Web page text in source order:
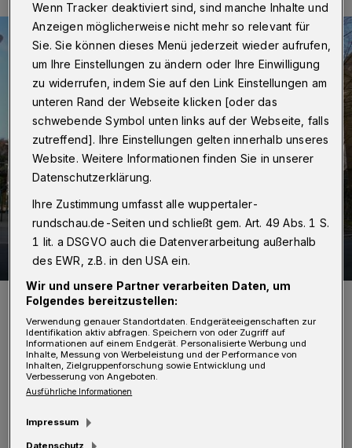
Das Wuppertaler Amtsgericht.
Wenn Tracker deaktiviert sind, sind manche Inhalte und
Anzeigen möglicherweise nicht mehr so relevant für
Sie. Sie können dieses Menü jederzeit wieder aufrufen,
um Ihre Einstellungen zu ändern oder Ihre Einwilligung
zu widerrufen, indem Sie auf den Link Einstellungen am
unteren Rand der Webseite klicken [oder das
schwebende Symbol unten links auf der Webseite, falls
zutreffend]. Ihre Einstellungen gelten innerhalb unseres
Website. Weitere Informationen finden Sie in unserer
Datenschutzerklärung.
Ihre Zustimmung umfasst alle wuppertaler-
rundschau.de-Seiten und schließt gem. Art. 49 Abs. 1 S.
1 lit. a DSGVO auch die Datenverarbeitung außerhalb
des EWR, z.B. in den USA ein.
Wir und unsere Partner verarbeiten Daten, um
Folgendes bereitzustellen:
Verwendung genauer Standortdaten. Endgeräteeigenschaften zur
Identifikation aktiv abfragen. Speichern von oder Zugriff auf
Informationen auf einem Endgerät. Personalisierte Werbung und
Inhalte, Messung von Werbeleistung und der Performance von
Inhalten, Zielgruppenforschung sowie Entwicklung und
Verbesserung von Angeboten.
Ausführliche Informationen
Impressum
Datenschutz